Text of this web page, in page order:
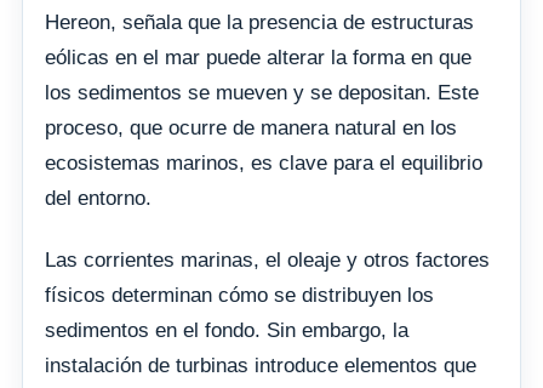
Hereon, señala que la presencia de estructuras
eólicas en el mar puede alterar la forma en que
los sedimentos se mueven y se depositan. Este
proceso, que ocurre de manera natural en los
ecosistemas marinos, es clave para el equilibrio
del entorno.
Las corrientes marinas, el oleaje y otros factores
físicos determinan cómo se distribuyen los
sedimentos en el fondo. Sin embargo, la
instalación de turbinas introduce elementos que